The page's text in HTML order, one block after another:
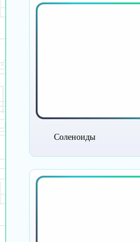
Соленоиды